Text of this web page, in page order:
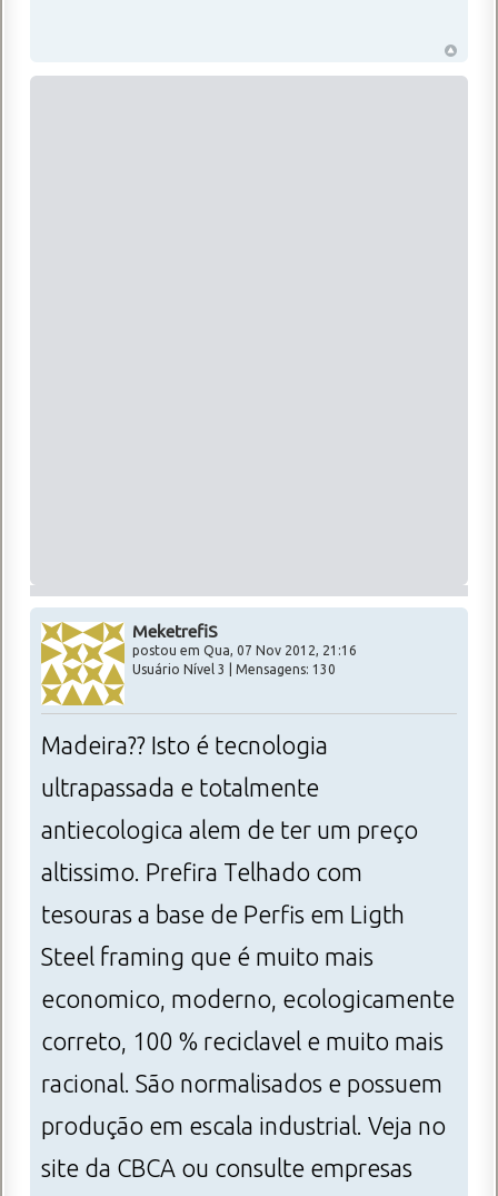
MeketrefiS
postou em Qua, 07 Nov 2012, 21:16
Usuário Nível 3 | Mensagens: 130
Madeira?? Isto é tecnologia
ultrapassada e totalmente
antiecologica alem de ter um preço
altissimo. Prefira Telhado com
tesouras a base de Perfis em Ligth
Steel framing que é muito mais
economico, moderno, ecologicamente
correto, 100 % reciclavel e muito mais
racional. São normalisados e possuem
produção em escala industrial. Veja no
site da CBCA ou consulte empresas